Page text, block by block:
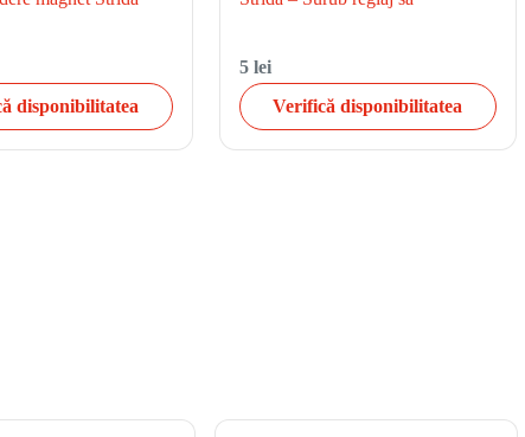
disponibilitatea
5 lei
Verifică disponibilitatea